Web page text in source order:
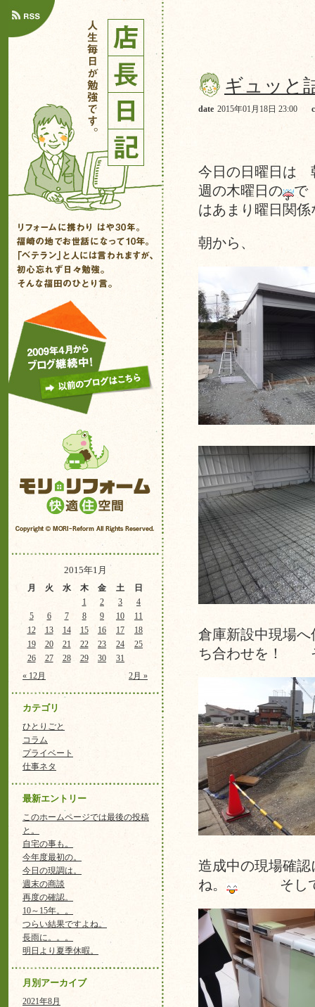
2015年1月
月 火 水 木 金 土 日
« 12月 2月 »
1 2 3
4
5
6 7 8 9 10
11
12
13 14 15 16 17
18
19
20 21 22 23 24
25
26
27 28 29 30 31
カテゴリ
ひとりごと
コラム
プライベート
仕事ネタ
最新エントリー
このホームページでは最後の投稿
と。
自宅の事も。
今年度最初の。
今日の現調は。
週末の商談
再度の確認。
10～15年。。
つらい結果ですよね。
長雨に。。。
明日より夏季休暇。
月別アーカイブ
2021年8月
ギュッと
date 2015年01月18日 23:00
今日の日曜日は
週の木曜日の
で
はあまり曜日関
朝から、
倉庫新設中現場
ち合わせを！
造成中の現場確認
ね。
そし